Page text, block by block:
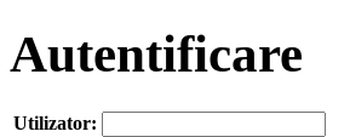
Autentificare
Utilizator: